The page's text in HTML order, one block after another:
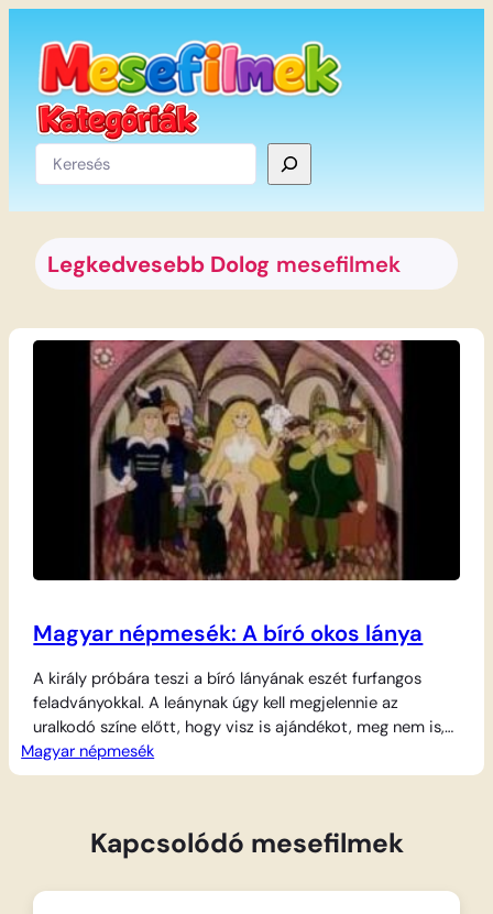
tartalomhoz
Keresés
Legkedvesebb Dolog mesefilmek
Magyar népmesék: A bíró okos lánya
A király próbára teszi a bíró lányának eszét furfangos
feladványokkal. A leánynak úgy kell megjelennie az
uralkodó színe előtt, hogy visz is ajándékot, meg nem is,
fel is van öltözve, meg nem is, jön is, meg nem is. Miután
a lány minden rejtélyt sikeresen megold, a király feleségül
Magyar népmesék
Kapcsolódó mesefilmek